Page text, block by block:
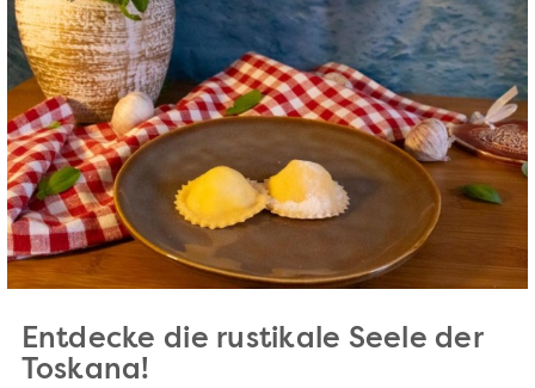
Entdecke die rustikale Seele der
Toskana!